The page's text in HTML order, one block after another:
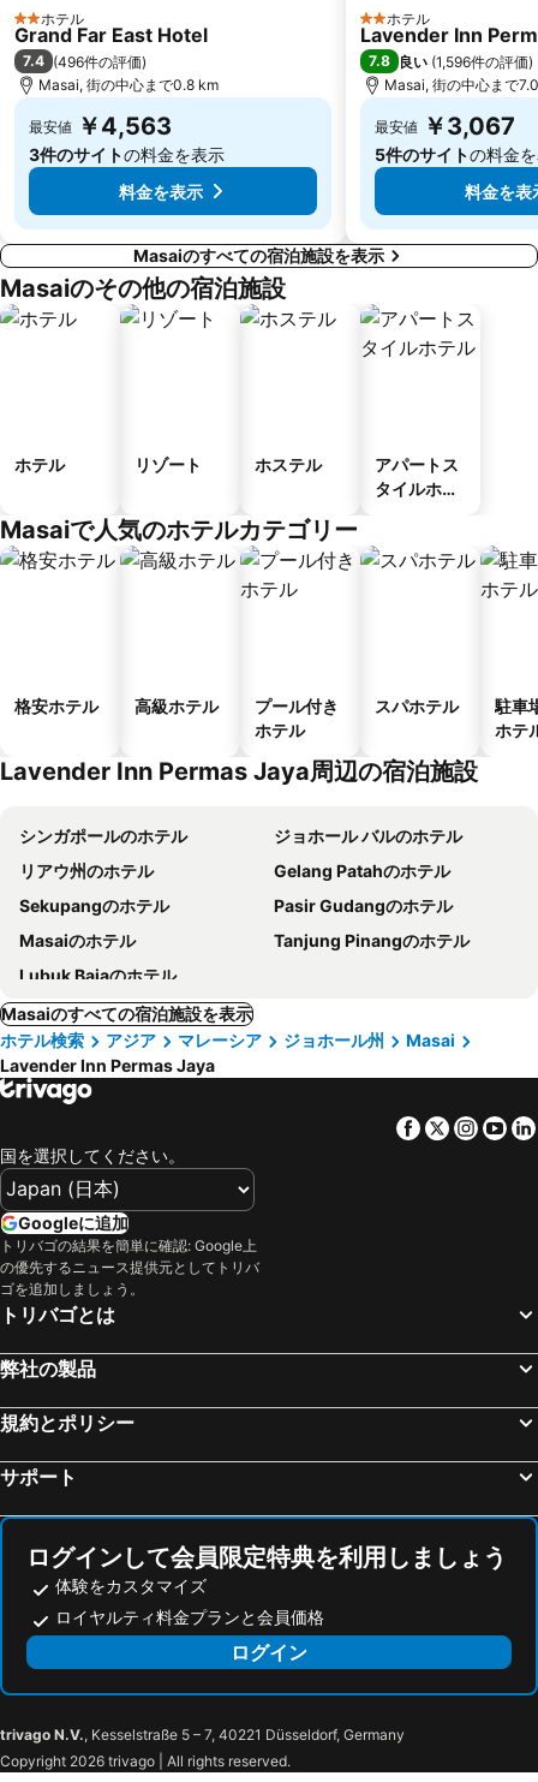
Raffles Hotel Singapore Half-Day Tour
Jurong East MRT
Expo Metro Station
Rochor MRT
One North Singapore
2 ホテルのランク
ホテル
Grand Far East Hotel
7.4 (496件の評価)
Masai, 街の中心まで0.8 km
最安値 ￥4,563
3件のサイトの料金を表示
料金を表示
2 ホテルのランク
ホテル
Lavender Inn
7.8 良い (1,596件の評価)
Masai, 街の中心まで
最安値 ￥3,067
5件のサイトの料金
料金を表
Masaiのすべての宿泊施設を表示
Masaiのその他の宿泊施設
ホテル リゾート ホステル
アパートス
タイルホテ
Masaiで人気のホテルカテゴリー
格安ホテル 高級ホテル
プール付き
ホテル
スパホテル
駐車
ホテ
Lavender Inn Permas Jaya周辺の宿泊施設
シンガポールのホテル
ジョホール バルのホテル
リアウ州のホテル
Gelang Patahのホテル
Sekupangのホテル
Pasir Gudangのホテル
Masaiのホテル
Tanjung Pinangのホテル
Lubuk Bajaのホテル
Masaiのすべての宿泊施設を表示
ホテル検索
アジア マレーシア ジョホール州
Masai
Lavender Inn Permas Jaya
Facebook
Twitter
国を選択してください。
Googleに追加
トリバゴの結果を簡単に確認: Google上
の優先するニュース提供元としてトリバ
ゴを追加しましょう。
トリバゴとは
弊社の製品
規約とポリシー
サポート
ログインして会員限定特典を利用しましょう
体験をカスタマイズ
ロイヤルティ料金プランと会員価格
ログイン
trivago N.V., Kesselstraße 5 – 7, 40221 Düsseldorf, Germany
Copyright 2026 trivago | All rights reserved.